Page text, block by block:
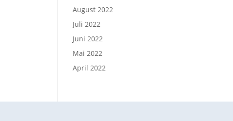
August 2022
Juli 2022
Juni 2022
Mai 2022
April 2022